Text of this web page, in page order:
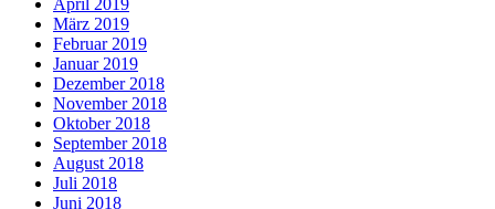
März 2019
Februar 2019
Januar 2019
Dezember 2018
November 2018
Oktober 2018
September 2018
August 2018
Juli 2018
Juni 2018